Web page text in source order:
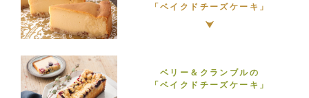
「ベイクドチーズケーキ」
ベリー＆クランブルの
「ベイクドチーズケーキ」